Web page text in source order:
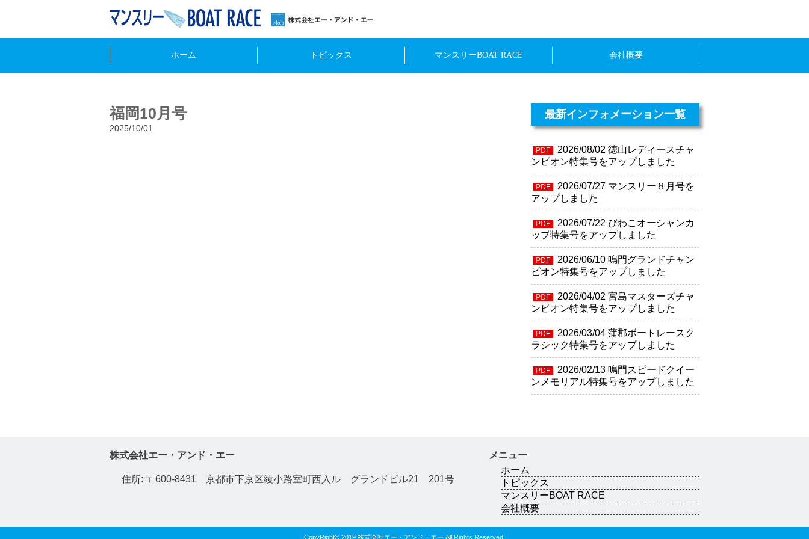
ホーム トピックス マンスリーBOAT RACE 会社概要
福岡10月号
2025/10/01
最新インフォメーション一覧
PDF 2026/08/02 徳山レディースチャ
ンピオン特集号をアップしました
PDF 2026/07/27 マンスリー８月号を
アップしました
PDF 2026/07/22 びわこオーシャンカ
ップ特集号をアップしました
PDF 2026/06/10 鳴門グランドチャン
ピオン特集号をアップしました
PDF 2026/04/02 宮島マスターズチャ
ンピオン特集号をアップしました
PDF 2026/03/04 蒲郡ボートレースク
ラシック特集号をアップしました
PDF 2026/02/13 鳴門スピードクイー
ンメモリアル特集号をアップしました
株式会社エー・アンド・エー
住所: 〒600-8431 京都市下京区綾小路室町西入ル グランドビル21 201号
メニュー
ホーム
トピックス
マンスリーBOAT RACE
会社概要
CopyRight© 2019 株式会社エー・アンド・エー All Rights Reserved.